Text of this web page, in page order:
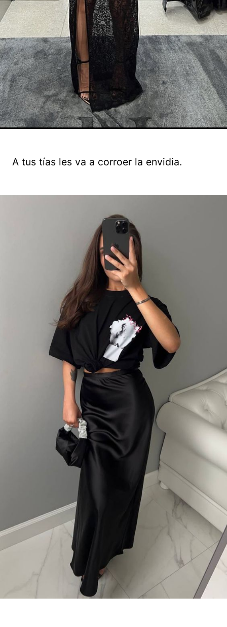
A tus tías les va a corroer la envidia.